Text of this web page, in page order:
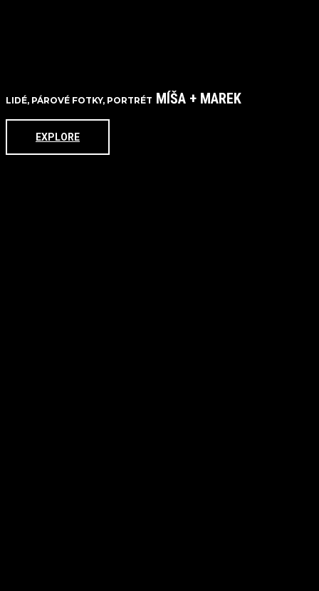
LIDÉ, PÁROVÉ FOTKY, PORTRÉT MÍŠA + MAREK
EXPLORE